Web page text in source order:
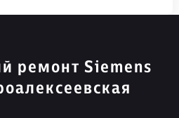
ремонт Siemens